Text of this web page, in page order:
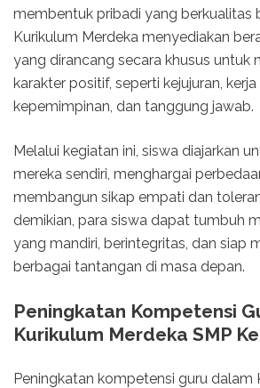
membentuk pribadi yang berkualitas
Kurikulum Merdeka menyediakan
yang dirancang secara khusus untuk
karakter positif, seperti kejujuran, kerja
kepemimpinan, dan tanggung jawab.
Melalui kegiatan ini, siswa diajarkan
mereka sendiri, menghargai
membangun sikap empati dan
demikian, para siswa dapat tumbuh
yang mandiri, berintegritas, dan siap
berbagai tantangan di masa depan.
Peningkatan Kompetensi
Kurikulum Merdeka SMP
Peningkatan kompetensi guru dalam